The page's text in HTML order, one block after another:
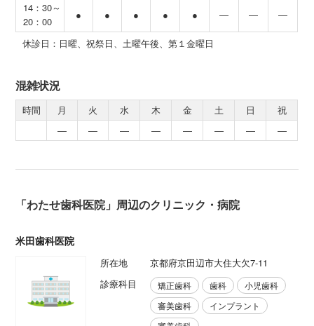
14：30～
20：00
● ● ● ● ● ― ― ―
休診日：日曜、祝祭日、土曜午後、第１金曜日
混雑状況
時間 月 火 水 木 金 土 日
祝
―
― ― ― ― ― ― ―
「わたせ歯科医院」周辺のクリニック・病院
米田歯科医院
所在地
京都府京田辺市大住大欠7-11
診療科目
矯正歯科 歯科
小児歯科
審美歯科
インプラント